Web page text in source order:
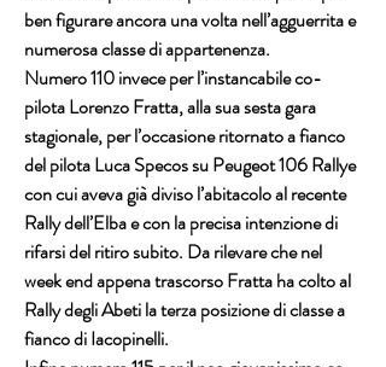
ben figurare ancora una volta nell’agguerrita e
numerosa classe di appartenenza.
Numero 110 invece per l’instancabile co-
pilota Lorenzo Fratta, alla sua sesta gara
stagionale, per l’occasione ritornato a fianco
del pilota Luca Specos su Peugeot 106 Rallye
con cui aveva già diviso l’abitacolo al recente
Rally dell’Elba e con la precisa intenzione di
rifarsi del ritiro subito. Da rilevare che nel
week end appena trascorso Fratta ha colto al
Rally degli Abeti la terza posizione di classe a
fianco di Iacopinelli.